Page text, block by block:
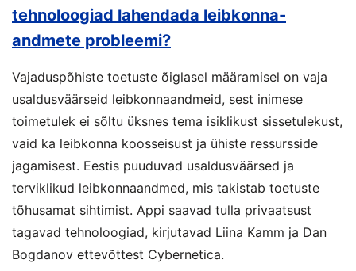
tehnoloogiad lahendada leibkonna-
andmete probleemi?
Vajaduspõhiste toetuste õiglasel määramisel on vaja
usaldusväärseid leibkonnaandmeid, sest inimese
toimetulek ei sõltu üksnes tema isiklikust sissetulekust,
vaid ka leibkonna koosseisust ja ühiste ressursside
jagamisest. Eestis puuduvad usaldusväärsed ja
terviklikud leibkonnaandmed, mis takistab toetuste
tõhusamat sihtimist. Appi saavad tulla privaatsust
tagavad tehnoloogiad, kirjutavad Liina Kamm ja Dan
Bogdanov ettevõttest Cybernetica.